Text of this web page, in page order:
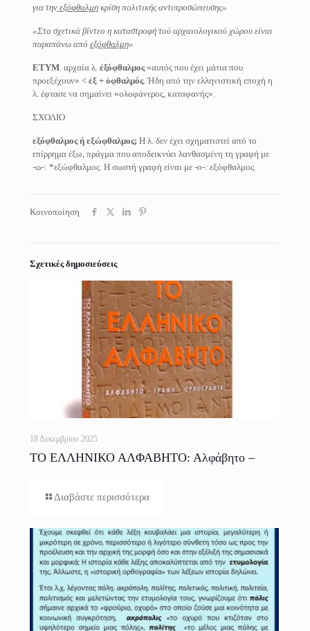
για τηνεξόφθαλμηκρίση πολιτικής αντιπροσώπευσης»
«Στα σχετικά βίντεο η καταστροφή τού αρχαιολογικού χώρου είναι
παραπάνω από εξόφθαλμη»
ΕΤΥΜ. αρχαία λ.ἐξόφθαλμος«αυτός που έχει μάτια που
προεξέχουν» < ἐξ + ὀφθαλμός. Ήδη από την ελληνιστική εποχή η
λ. έφτασε να σημαίνει «ολοφάνερος, καταφανής».
ΣΧΟΛΙΟ
εξόφθαλμος ή εξώφθαλμος;Η λ. δεν έχει σχηματιστεί από το
επίρρημα έξω, πράγμα που αποδεικνύει λανθασμένη τη γραφή με
-ω-: *εξώφθαλμος. Η σωστή γραφή είναι με -ο-: εξόφθαλμος.
Κοινοποίηση
Σχετικές δημοσιεύσεις
18 Δεκεμβρίου 2025
ΤΟ ΕΛΛΗΝΙΚΟ ΑΛΦΑΒΗΤΟ: Αλφάβητο –
Διαβάστε περισσότερα